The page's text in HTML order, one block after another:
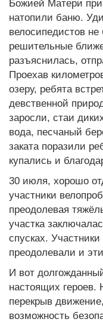
Божией Матери
натопили баню.
велосипедистов
решительные ближе
разъяснилась,
Проехав
озеру, ребята
девственной
заросли, стаи
вода, песчаный
заката поразили
купались и
30 июля, хорошо
участники
преодолевая
участка
спусках.
преодолевали и
И вот
настоящих
перекрыв
возможность